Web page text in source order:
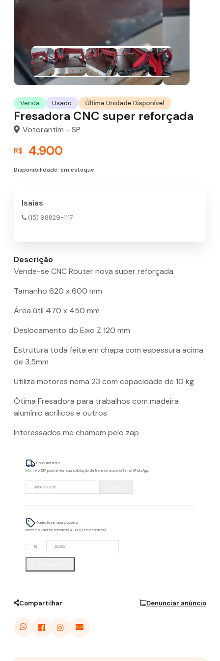
Venda Usado Última Unidade Disponível
Fresadora CNC super reforçada
Votorantim - SP
R$ 4.900
Disponibilidade: em estoque
Isaias
(15) 98829-1117
Descrição
Vende-se CNC Router nova super reforçada
Tamanho 620 x 600 mm
Área útil 470 x 450 mm
Deslocamento do Eixo Z 120 mm
Estrutura toda feita em chapa com espessura acima
de 3,5mm
Utiliza motores nema 23 com capacidade de 10 kg
Ótima Fresadora para trabalhos com madeira
alumínio acrílicos e outros
Interessados me chamem pelo zap
Consultar frete
Informe o CEP para enviar sua solicitação de frete ao anunciante no WhatsApp.
Quero fazer uma proposta
Informe o valor no formato R$20.000 (sem centavos).
R$
Compartilhar Denunciar anúncio